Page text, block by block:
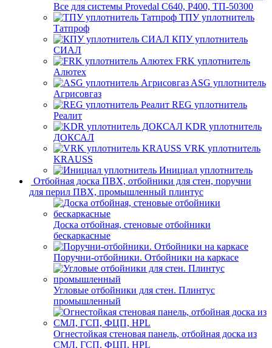
Все для системы Provedal С640, Р400, ТП-50300
ТПУ уплотнитель
Татпроф
КПУ уплотнитель
СИАЛ
FRK уплотнитель
Алютех
ASG уплотнитель
Агрисовгаз
REG уплотнитель
Реалит
KDR уплотнитель
ДОКСАЛ
VRK уплотнитель
KRAUSS
Инициал уплотнитель
Отбойная доска ПВХ, отбойники для стен, поручни
для перил ПВХ, промышленный плинтус
Доска отбойная, стеновые отбойники
бескаркасные
Поручни-отбойники. Отбойники на каркасе
Угловые отбойники для стен. Плинтус
промышленный
Огнестойкая стеновая панель, отбойная доска из
СМЛ, ГСП, ФЦП, HPL